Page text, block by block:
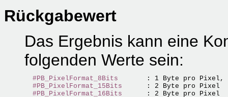
Rückgabewert
Das Ergebnis kann eine
folgenden Werte sein:
#PB_PixelFormat_8Bits
: 1 Byte pro Pixel,
#PB_PixelFormat_15Bits
      : 2 Byte pro Pixel
#PB_PixelFormat_16Bits
      : 2 Byte pro Pixel